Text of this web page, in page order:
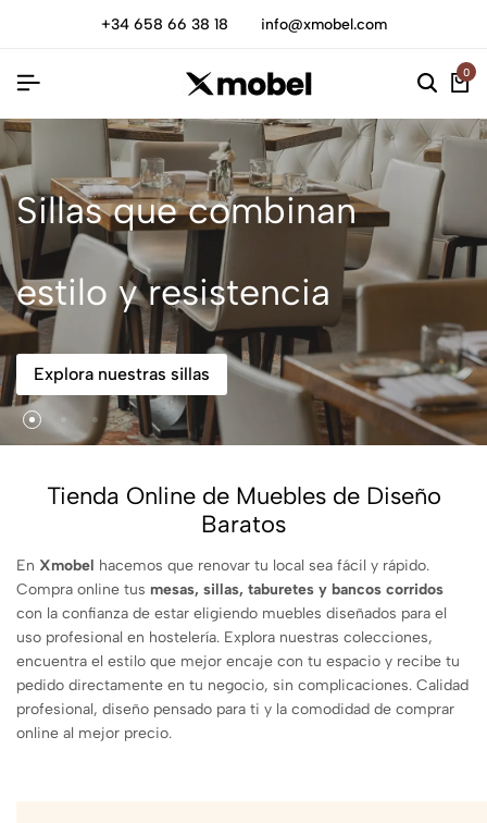
+34 658 66 38 18 info@xmobel.com
0
Sillas que combinan
estilo y resistencia
Explora nuestras sillas
Tienda Online de Muebles de Diseño
Baratos
En Xmobel hacemos que renovar tu local sea fácil y rápido.
Compra online tus mesas, sillas, taburetes y bancos corridos
con la confianza de estar eligiendo muebles diseñados para el
uso profesional en hostelería. Explora nuestras colecciones,
encuentra el estilo que mejor encaje con tu espacio y recibe tu
pedido directamente en tu negocio, sin complicaciones. Calidad
profesional, diseño pensado para ti y la comodidad de comprar
online al mejor precio.